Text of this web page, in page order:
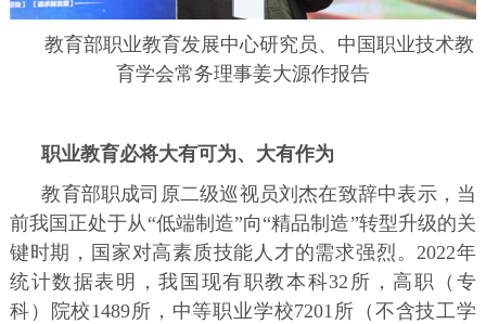
教育部职业教育发展中心研究员、中国职业技术教
育学会常务理事姜大源作报告
职业教育必将大有可为、大有作为
教育部职成司原二级巡视员刘杰在致辞中表示，当
前我国正处于从“低端制造”向“精品制造”转型升级的关
键时期，国家对高素质技能人才的需求强烈。2022年
统计数据表明，我国现有职教本科32所，高职（专
科）院校1489所，中等职业学校7201所（不含技工学